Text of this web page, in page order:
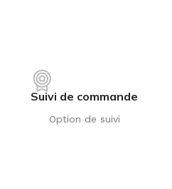
Suivi de commande
Option de suivi